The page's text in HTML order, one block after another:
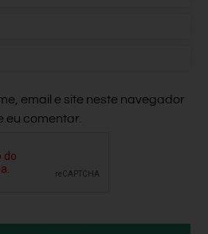
email e site neste navegador
eu comentar.